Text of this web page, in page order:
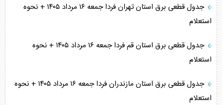
جدول قطعی برق استان تهران فردا جمعه ۱۶ مرداد ۱۴۰۵ + نحوه
استعلام
جدول قطعی برق استان قم فردا جمعه ۱۶ مرداد ۱۴۰۵ + نحوه
استعلام
جدول قطعی برق استان مازندران فردا جمعه ۱۶ مرداد ۱۴۰۵ + نحوه
استعلام